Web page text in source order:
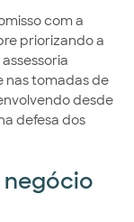
com a
priorizando a
nas tomadas de
desde
defesa dos